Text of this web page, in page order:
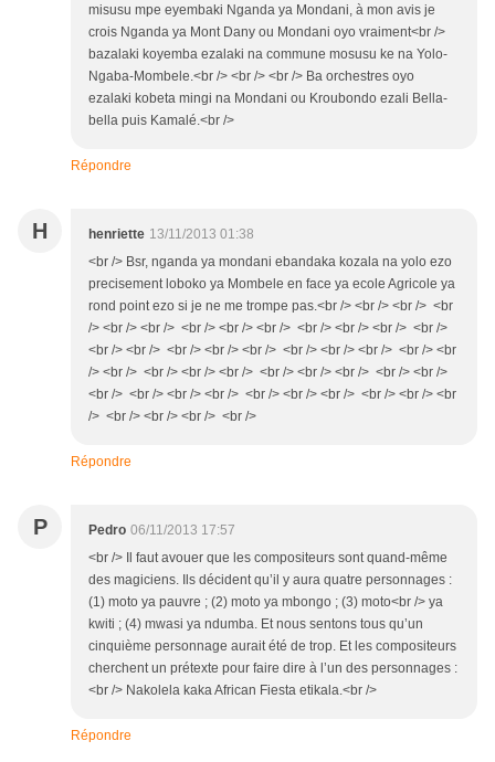
misusu mpe eyembaki Nganda ya Mondani, à mon avis je
crois Nganda ya Mont Dany ou Mondani oyo vraiment<br />
bazalaki koyemba ezalaki na commune mosusu ke na Yolo-
Ngaba-Mombele.<br /> <br /> <br /> Ba orchestres oyo
ezalaki kobeta mingi na Mondani ou Kroubondo ezali Bella-
bella puis Kamalé.<br />
Répondre
H henriette 13/11/2013 01:38
<br /> Bsr, nganda ya mondani ebandaka kozala na yolo ezo
precisement loboko ya Mombele en face ya ecole Agricole ya
rond point ezo si je ne me trompe pas.<br /> <br /> <br /> <br
/> <br /> <br /> <br /> <br /> <br /> <br /> <br /> <br /> <br />
<br /> <br /> <br /> <br /> <br /> <br /> <br /> <br /> <br /> <br
/> <br /> <br /> <br /> <br /> <br /> <br /> <br /> <br /> <br />
<br /> <br /> <br /> <br /> <br /> <br /> <br /> <br /> <br /> <br
/> <br /> <br /> <br /> <br />
Répondre
P Pedro 06/11/2013 17:57
<br /> Il faut avouer que les compositeurs sont quand-même
des magiciens. Ils décident qu’il y aura quatre personnages :
(1) moto ya pauvre ; (2) moto ya mbongo ; (3) moto<br /> ya
kwiti ; (4) mwasi ya ndumba. Et nous sentons tous qu’un
cinquième personnage aurait été de trop. Et les compositeurs
cherchent un prétexte pour faire dire à l’un des personnages :
<br /> Nakolela kaka African Fiesta etikala.<br />
Répondre